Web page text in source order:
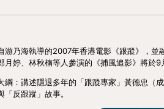
游乃海執導的2007年香港電影《跟蹤》，
月婷、林秋楠等人參演的《捕風追影》將於9
綱：講述隱退多年的「跟蹤專家」黃德忠（
「反跟蹤」故事。